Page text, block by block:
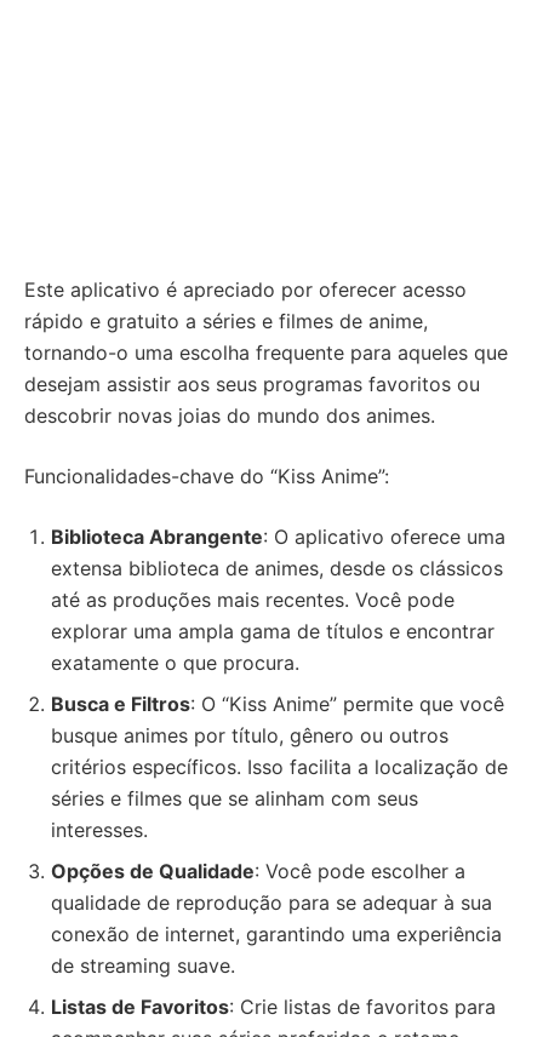
Este aplicativo é apreciado por oferecer acesso
rápido e gratuito a séries e filmes de anime,
tornando-o uma escolha frequente para aqueles que
desejam assistir aos seus programas favoritos ou
descobrir novas joias do mundo dos animes.
Funcionalidades-chave do “Kiss Anime”:
Biblioteca Abrangente: O aplicativo oferece uma
extensa biblioteca de animes, desde os clássicos
até as produções mais recentes. Você pode
explorar uma ampla gama de títulos e encontrar
exatamente o que procura.
Busca e Filtros: O “Kiss Anime” permite que você
busque animes por título, gênero ou outros
critérios específicos. Isso facilita a localização de
séries e filmes que se alinham com seus
interesses.
Opções de Qualidade: Você pode escolher a
qualidade de reprodução para se adequar à sua
conexão de internet, garantindo uma experiência
de streaming suave.
Listas de Favoritos: Crie listas de favoritos para